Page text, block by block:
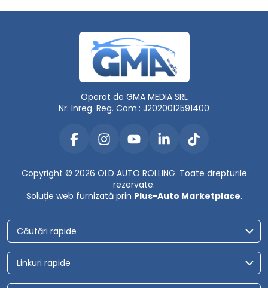
Operat de GMA MEDIA SRL
Nr. Inreg. Reg. Com.: J2020012591400
Copyright © 2026 OLD AUTO ROLLING. Toate drepturile
rezervate.
Soluție web furnizată prin Plus-Auto Marketplace.
Căutări rapide
Linkuri rapide